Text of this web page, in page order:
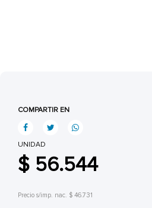
COMPARTIR EN
UNIDAD
$ 56.544
Precio s/imp. nac. $ 46.731